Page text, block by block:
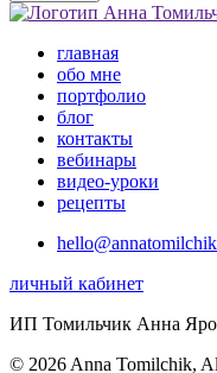
главная
обо мне
портфолио
блог
контакты
вебинары
видео-уроки
рецепты
личный кабинет
ИП Томильчик Анна
© 2026 Anna Tomilchik,